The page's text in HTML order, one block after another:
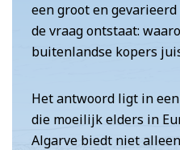
een groot en
de vraag ontstaat:
buitenlandse kopers
Het antwoord ligt in
die moeilijk elders in
Algarve biedt niet